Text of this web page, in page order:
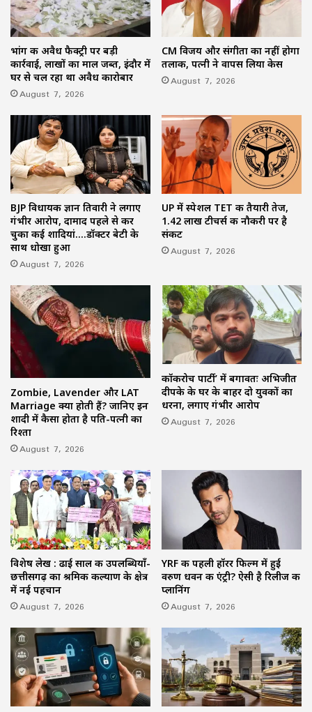
भांग की अवैध फैक्ट्री पर बड़ी
कार्रवाई, लाखों का माल जब्त, इंदौर में
घर से चल रहा था अवैध कारोबार
August 7, 2026
CM विजय और संगीता का नहीं होगा
तलाक, पत्नी ने वापस लिया केस
August 7, 2026
BJP विधायक ज्ञान तिवारी ने लगाए
गंभीर आरोप, दामाद पहले से कर
चुका कई शादियां….डॉक्टर बेटी के
साथ धोखा हुआ
August 7, 2026
UP में स्पेशल TET की तैयारी तेज,
1.42 लाख टीचर्स की नौकरी पर है
संकट
August 7, 2026
Zombie, Lavender और LAT
Marriage क्या होती हैं? जानिए इन
शादी में कैसा होता है पति-पत्नी का
रिश्ता
August 7, 2026
कॉकरोच पार्टी’ में बगावतः अभिजीत
दीपके के घर के बाहर दो युवकों का
धरना, लगाए गंभीर आरोप
August 7, 2026
विशेष लेख : ढाई साल की उपलब्धियाँ-
छत्तीसगढ़ का श्रमिक कल्याण के क्षेत्र
में नई पहचान
August 7, 2026
YRF की पहली हॉरर फिल्म में हुई
वरुण धवन की एंट्री? ऐसी है रिलीज की
प्लानिंग
August 7, 2026